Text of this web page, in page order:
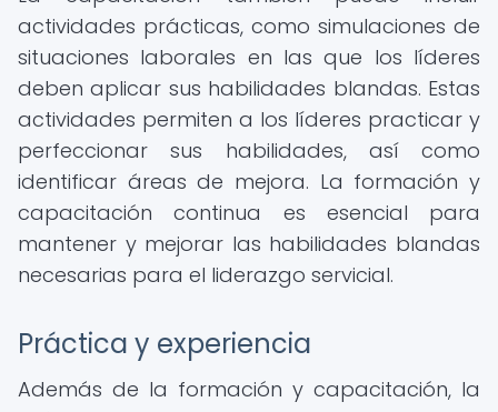
actividades prácticas, como simulaciones de
situaciones laborales en las que los líderes
deben aplicar sus habilidades blandas. Estas
actividades permiten a los líderes practicar y
perfeccionar sus habilidades, así como
identificar áreas de mejora. La formación y
capacitación continua es esencial para
mantener y mejorar las habilidades blandas
necesarias para el liderazgo servicial.
Práctica y experiencia
Además de la formación y capacitación, la